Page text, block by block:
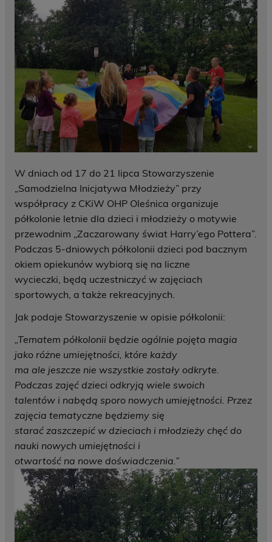
W dniach od 17 do 21 lipca Stowarzyszenie
„Samodzielna Inicjatywa Młodzieży” przy
współpracy z CKiW OHP Oleśnica organizuje
półkolonie letnie dla dzieci i młodzieży o motywie
przewodnim „Zaczarowany świat Harry’ego Pottera”.
Podczas 5-dniowych półkolonii dzieci pod bacznym
okiem opiekunów wybiorą się na liczne
wycieczki, będą uczestniczyć w zajęciach
sportowych, a także rekreacyjnych.
Jak podaje Stowarzyszenie w opisie półkolonii:
„Tematem półkolonii będzie ogólnie pojęta magia
jako różne umiejętności, które każdy
ma ale jeszcze nie wszystkie zostały odkryte.
Podczas zajęć dzieci odkryją wiele swoich
talentów i nabędą sporo nowych umiejętności. Przez
zajęcia tematyczne będziemy się
starać zaszczepić w dzieciach i młodzieży chęć do
nauki nowych umiejętności i
otwartość na nowe doświadczenia.”